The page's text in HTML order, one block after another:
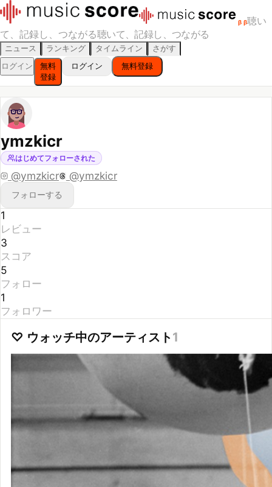
β β聴い
て、記録し、つながる聴いて、記録し、つながる
ニュース ランキング タイムライン
さがす
ログイン
無料
登録
ログイン 無料登録
ymzkicr
はじめてフォローされた
@ymzkicr @ymzkicr
フォローする
レビュー
3
スコア
5
フォロー
1
フォロワー
♡ ウォッチ中のアーティスト